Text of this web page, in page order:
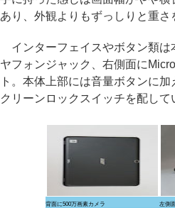
あり、外観よりもずっしりと重さ
インターフェイスやボタン類は
ヤフォンジャック、右側面に
ト。本体上部には音量ボタンに
クリーンロックスイッチを配して
背面に500万画素カメラ 左側